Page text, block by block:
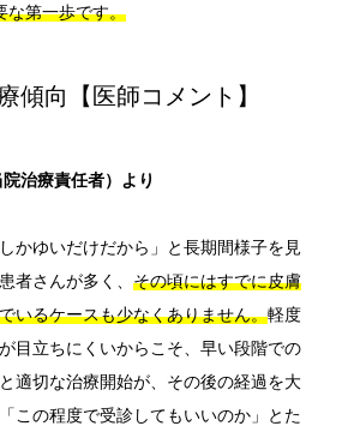
な第一歩です。
傾向【医師コメント】
治療責任者）より
かゆいだけだから」と長期間様子を見
者さんが多く、 その頃にはすでに皮膚
いるケースも少なくありません。軽度
目立ちにくいからこそ、早い段階での
適切な治療開始が、その後の経過を大
この程度で受診してもいいのか」とた